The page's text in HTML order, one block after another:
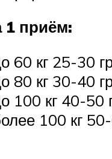
1 приём:
60 кг 25-30
80 кг 30-40
100 кг 40-50
100 кг